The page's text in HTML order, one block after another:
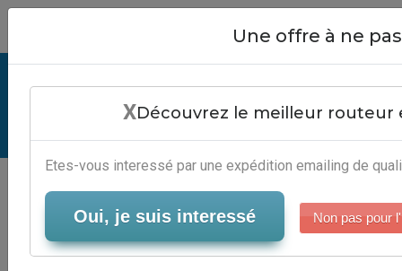
Publipostage Pdf - Editeur B2B
Serveur-Emailing
Close
Une offre à ne
XDécouvrez le meilleur routeur
Etes-vous interessé par une expédition emailing de
Oui, je suis interessé Non pas pour